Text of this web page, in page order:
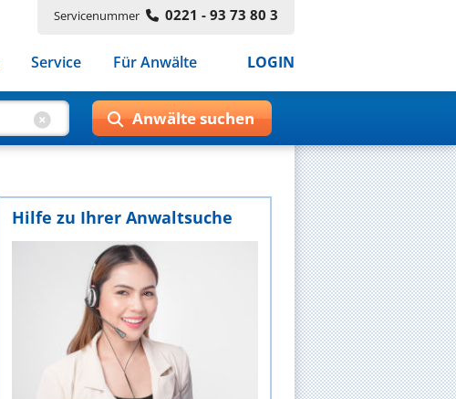
Servicenummer 0221 - 93 73 80 3
Service Für Anwälte LOGIN
Hilfe zu Ihrer Anwaltsuche